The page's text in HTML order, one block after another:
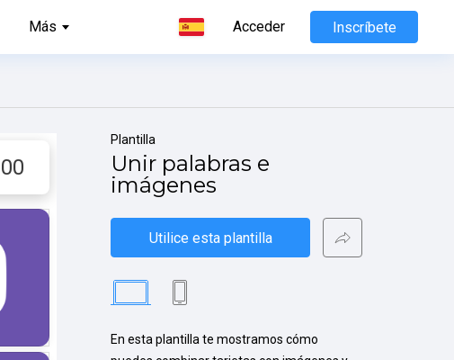
Más Acceder Inscríbete
Plantilla
Unir palabras e
imágenes
Utilice esta plantilla
En esta plantilla te mostramos cómo